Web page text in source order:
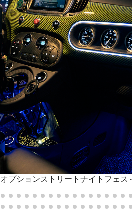
プションストリートナイトフェス